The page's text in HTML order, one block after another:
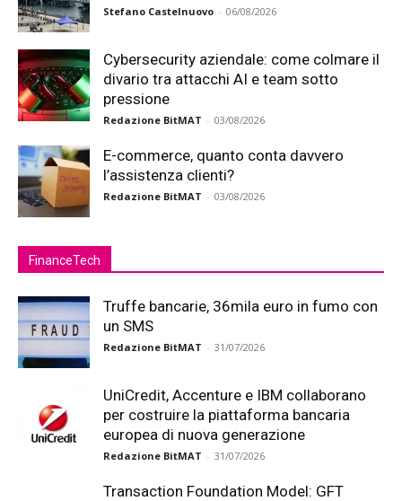
Stefano Castelnuovo - 06/08/2026
Cybersecurity aziendale: come colmare il
divario tra attacchi AI e team sotto
pressione
Redazione BitMAT - 03/08/2026
E-commerce, quanto conta davvero
l’assistenza clienti?
Redazione BitMAT - 03/08/2026
FinanceTech
Truffe bancarie, 36mila euro in fumo con
un SMS
Redazione BitMAT - 31/07/2026
UniCredit, Accenture e IBM collaborano
per costruire la piattaforma bancaria
europea di nuova generazione
Redazione BitMAT - 31/07/2026
Transaction Foundation Model: GFT